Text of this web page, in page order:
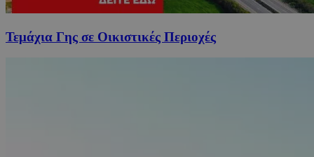
Τεμάχια Γης σε Οικιστικές Περιοχές